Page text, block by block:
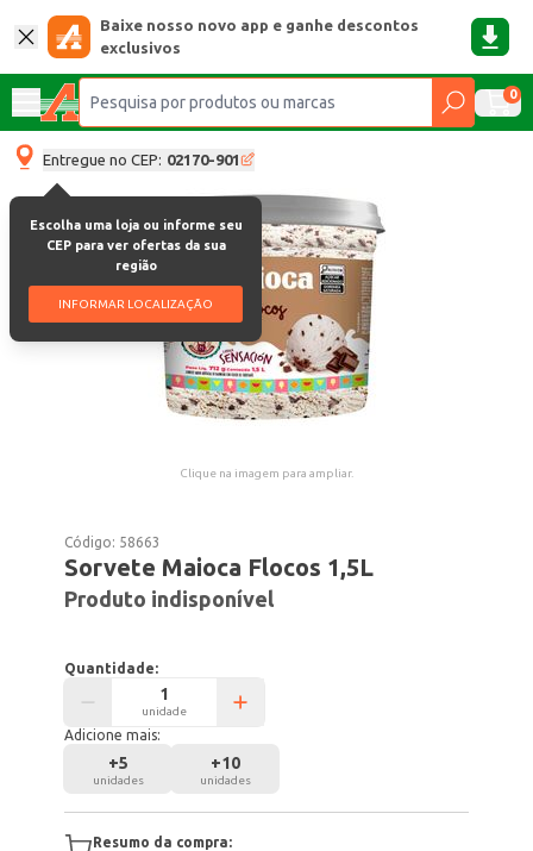
Baixe nosso novo app e ganhe descontos
exclusivos
0
Entregue no CEP: 02170-901
Escolha uma loja ou informe seu
CEP para ver ofertas da sua
região
INFORMAR LOCALIZAÇÃO
Clique na imagem para ampliar.
Código: 58663
Sorvete Maioca Flocos 1,5L
Produto indisponível
Quantidade:
unidade
Adicione mais:
+5
unidades
+10
unidades
Resumo da compra: